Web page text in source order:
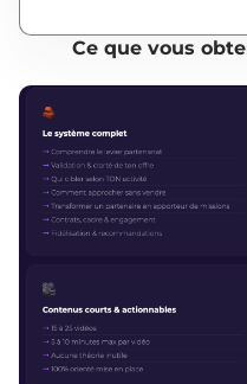
Ce que vous